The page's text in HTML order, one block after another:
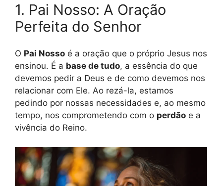
1. Pai Nosso: A Oração
Perfeita do Senhor
O Pai Nosso é a oração que o próprio Jesus nos
ensinou. É a base de tudo, a essência do que
devemos pedir a Deus e de como devemos nos
relacionar com Ele. Ao rezá-la, estamos
pedindo por nossas necessidades e, ao mesmo
tempo, nos comprometendo com o perdão e a
vivência do Reino.